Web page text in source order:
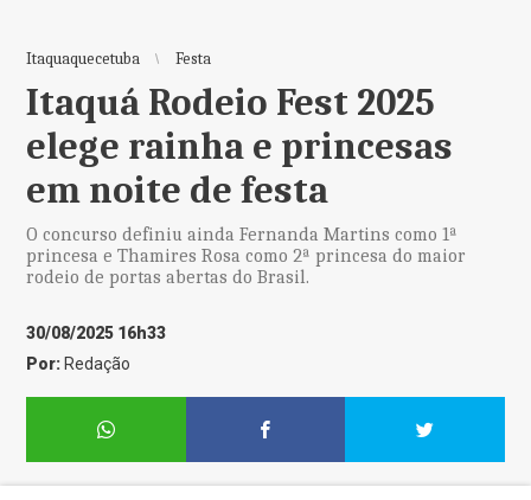
Itaquaquecetuba Festa
Itaquá Rodeio Fest 2025
elege rainha e princesas
em noite de festa
O concurso definiu ainda Fernanda Martins como 1ª
princesa e Thamires Rosa como 2ª princesa do maior
rodeio de portas abertas do Brasil.
30/08/2025 16h33
Por: Redação